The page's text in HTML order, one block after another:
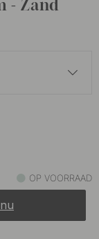
- Zand
OP VOORRAAD